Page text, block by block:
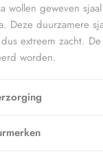
wollen geweven
Deze duurzamere
extreem zacht.
worden.